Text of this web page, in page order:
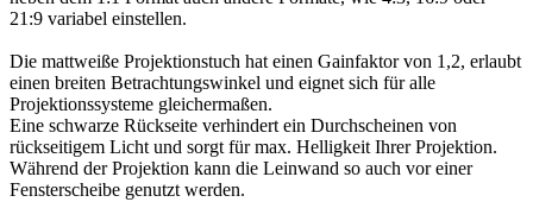
21:9 variabel einstellen.
Die mattweiße Projektionstuch hat einen Gainfaktor von 1,2, erlaubt
einen breiten Betrachtungswinkel und eignet sich für alle
Projektionssysteme gleichermaßen.
Eine schwarze Rückseite verhindert ein Durchscheinen von
rückseitigem Licht und sorgt für max. Helligkeit Ihrer Projektion.
Während der Projektion kann die Leinwand so auch vor einer
Fensterscheibe genutzt werden.